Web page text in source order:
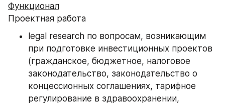
Функционал
Проектная работа
legal research по вопросам, возникающим
при подготовке инвестиционных проектов
(гражданское, бюджетное, налоговое
законодательство, законодательство о
концессионных соглашениях, тарифное
регулирование в здравоохранении,